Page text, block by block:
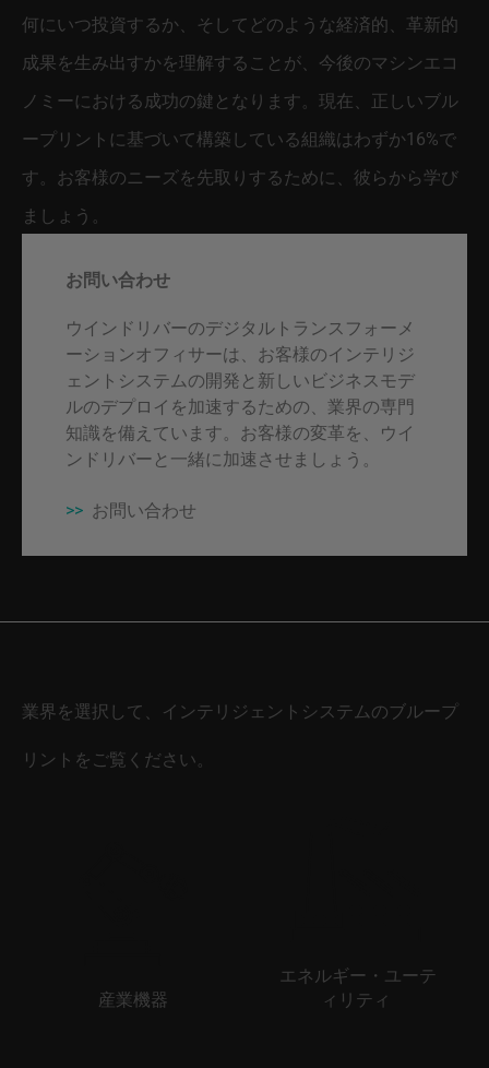
何にいつ投資するか、そしてどのような経済的、革新的
成果を生み出すかを理解することが、今後のマシンエコ
ノミーにおける成功の鍵となります。現在、正しいブル
ープリントに基づいて構築している組織はわずか16%で
す。お客様のニーズを先取りするために、彼らから学び
ましょう。
お問い合わせ
ウインドリバーのデジタルトランスフォーメ
ーションオフィサーは、お客様のインテリジ
ェントシステムの開発と新しいビジネスモデ
ルのデプロイを加速するための、業界の専門
知識を備えています。お客様の変革を、ウイ
ンドリバーと一緒に加速させましょう。
>> お問い合わせ
業界を選択して、インテリジェントシステムのブループ
リントをご覧ください。
産業機器
エネルギー・ユーテ
ィリティ